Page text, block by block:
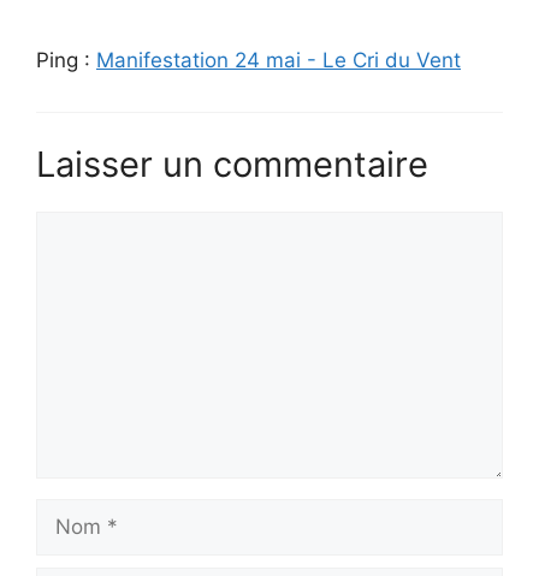
Ping : Manifestation 24 mai - Le Cri du Vent
Laisser un commentaire